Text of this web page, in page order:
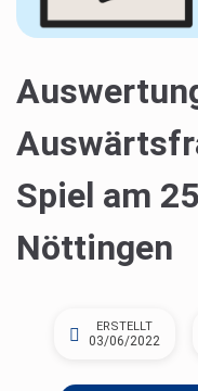
Spiel am
Nöttingen
ERSTELLT
03/06/2022